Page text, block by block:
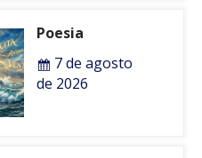
Poesia
7 de agosto
de 2026